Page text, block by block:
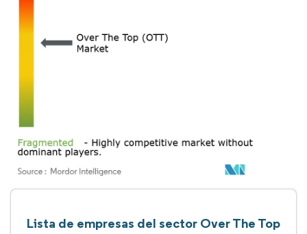
Lista de empresas del sector Over The Top